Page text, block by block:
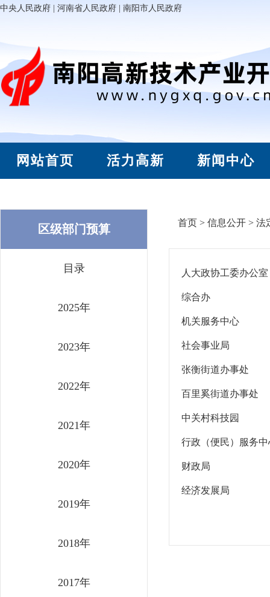
中央人民政府 河南省人民政府 南阳市人民政府
网站首页 活力高新 新闻中心
区级部门预算
目录
2025年
2023年
2022年
2021年
2020年
2019年
2018年
2017年
首页 > 信息公开 > 法
人大政协工委办公室
综合办
机关服务中心
社会事业局
张衡街道办事处
百里奚街道办事处
中关村科技园
行政（便民）服务中
财政局
经济发展局